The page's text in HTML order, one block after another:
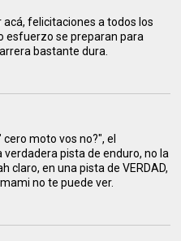
felicitaciones a todos los
esfuerzo se preparan para
bastante dura.
moto vos no?", el
pista de enduro, no la
claro, en una pista de VERDAD,
no te puede ver.